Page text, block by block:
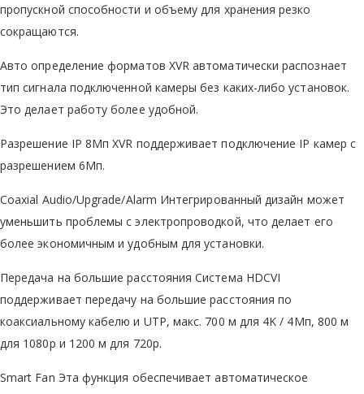
пропускной способности и объему для хранения резко
сокращаются.
Авто определение форматов XVR автоматически распознает
тип сигнала подключенной камеры без каких-либо установок.
Это делает работу более удобной.
Разрешение IP 8Мп XVR поддерживает подключение IP камер с
разрешением 6Мп.
Coaxial Audio/Upgrade/Alarm Интегрированный дизайн может
уменьшить проблемы с электропроводкой, что делает его
более экономичным и удобным для установки.
Передача на большие расстояния Система HDCVI
поддерживает передачу на большие расстояния по
коаксиальному кабелю и UTP, макс. 700 м для 4K / 4Mп, 800 м
для 1080p и 1200 м для 720p.
Smart Fan Эта функция обеспечивает автоматическое